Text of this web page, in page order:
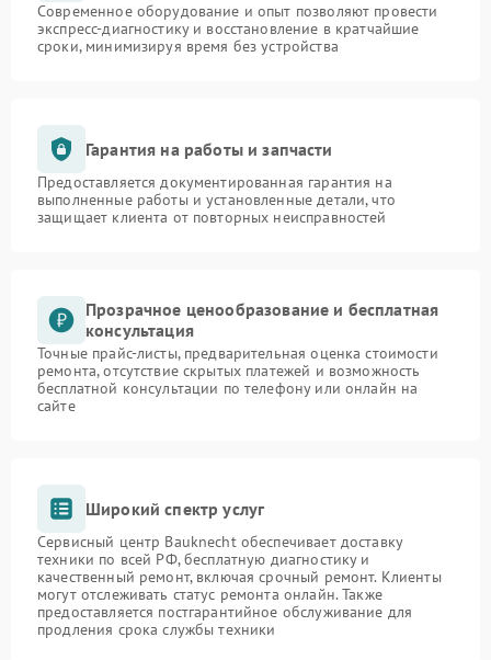
Современное оборудование и опыт позволяют провести
экспресс-диагностику и восстановление в кратчайшие
сроки, минимизируя время без устройства
Гарантия на работы и запчасти
Предоставляется документированная гарантия на
выполненные работы и установленные детали, что
защищает клиента от повторных неисправностей
Прозрачное ценообразование и бесплатная
консультация
Точные прайс-листы, предварительная оценка стоимости
ремонта, отсутствие скрытых платежей и возможность
бесплатной консультации по телефону или онлайн на
сайте
Широкий спектр услуг
Сервисный центр Bauknecht обеспечивает доставку
техники по всей РФ, бесплатную диагностику и
качественный ремонт, включая срочный ремонт. Клиенты
могут отслеживать статус ремонта онлайн. Также
предоставляется постгарантийное обслуживание для
продления срока службы техники